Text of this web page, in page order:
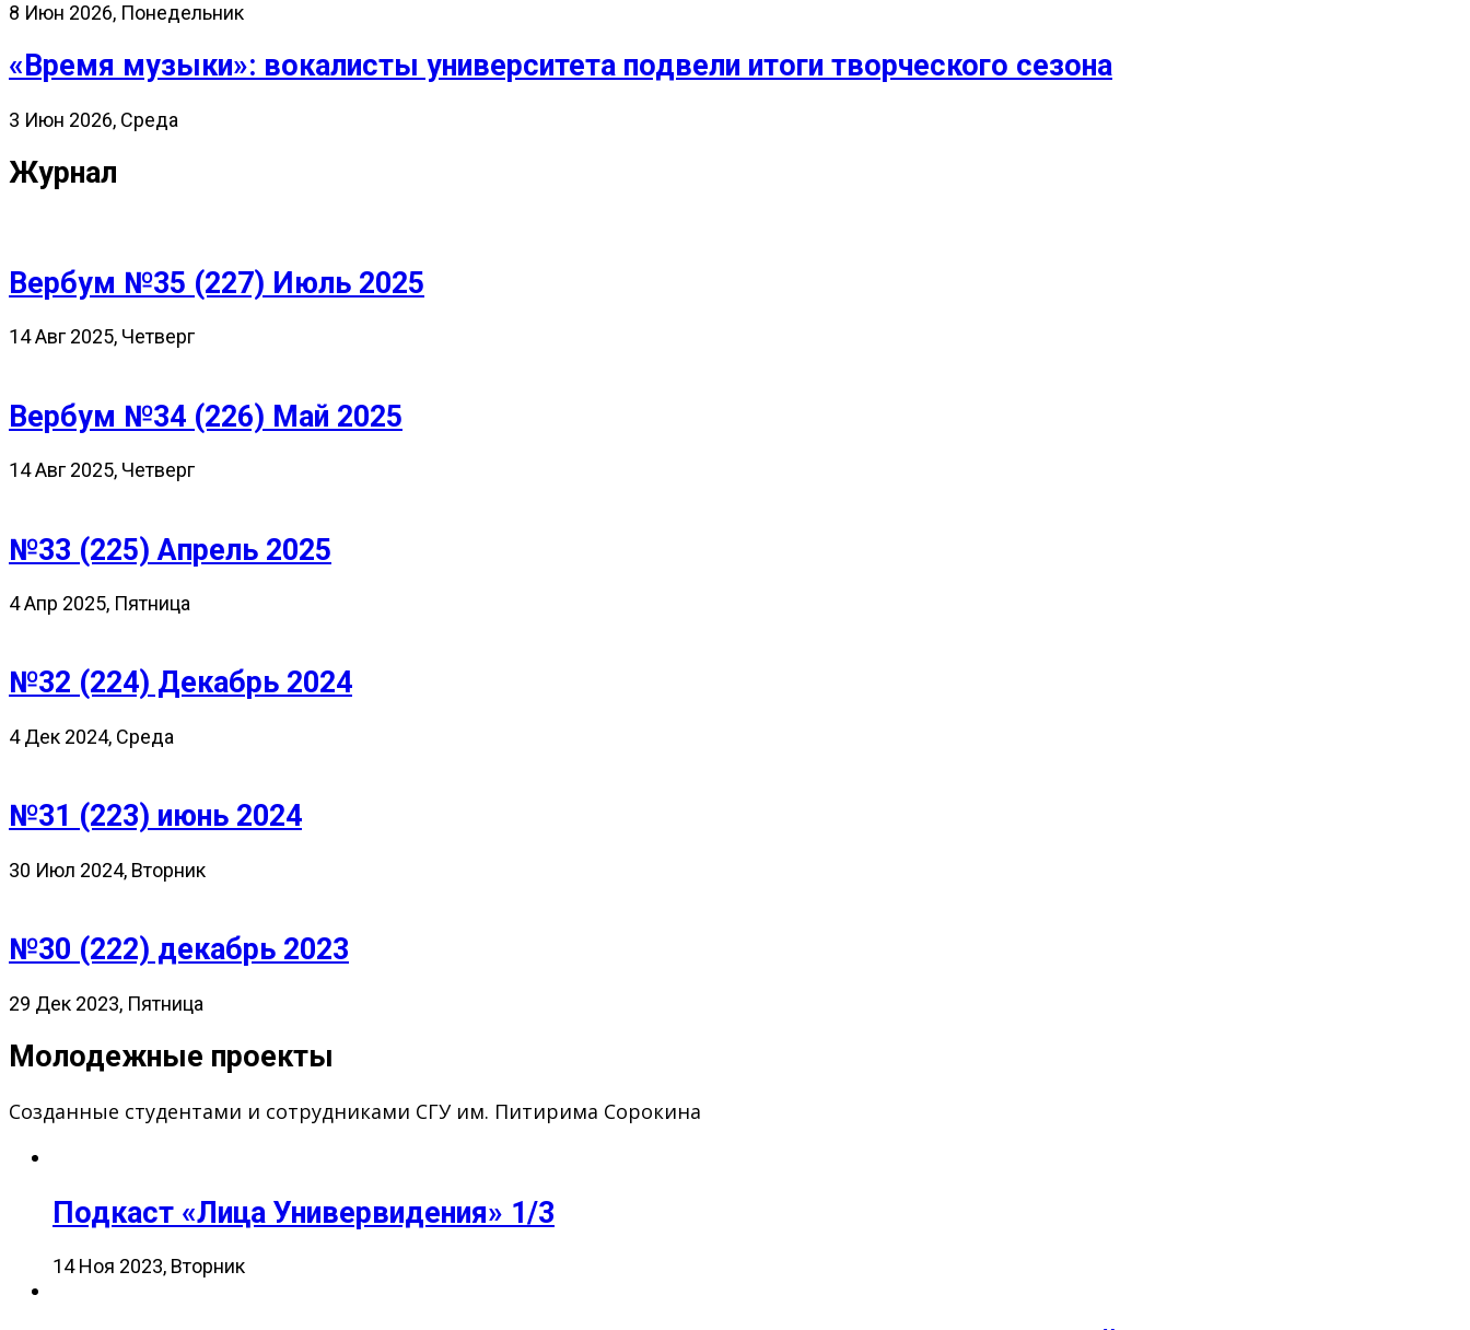
8 Июн 2026, Понедельник
«Время музыки»: вокалисты университета подвели итоги творческого сезона
3 Июн 2026, Среда
Журнал
Вербум №35 (227) Июль 2025
14 Авг 2025, Четверг
Вербум №34 (226) Май 2025
14 Авг 2025, Четверг
№33 (225) Апрель 2025
4 Апр 2025, Пятница
№32 (224) Декабрь 2024
4 Дек 2024, Среда
№31 (223) июнь 2024
30 Июл 2024, Вторник
№30 (222) декабрь 2023
29 Дек 2023, Пятница
Молодежные проекты
Созданные студентами и сотрудниками СГУ им. Питирима Сорокина
Подкаст «Лица Универвидения» 1/3
14 Ноя 2023, Вторник